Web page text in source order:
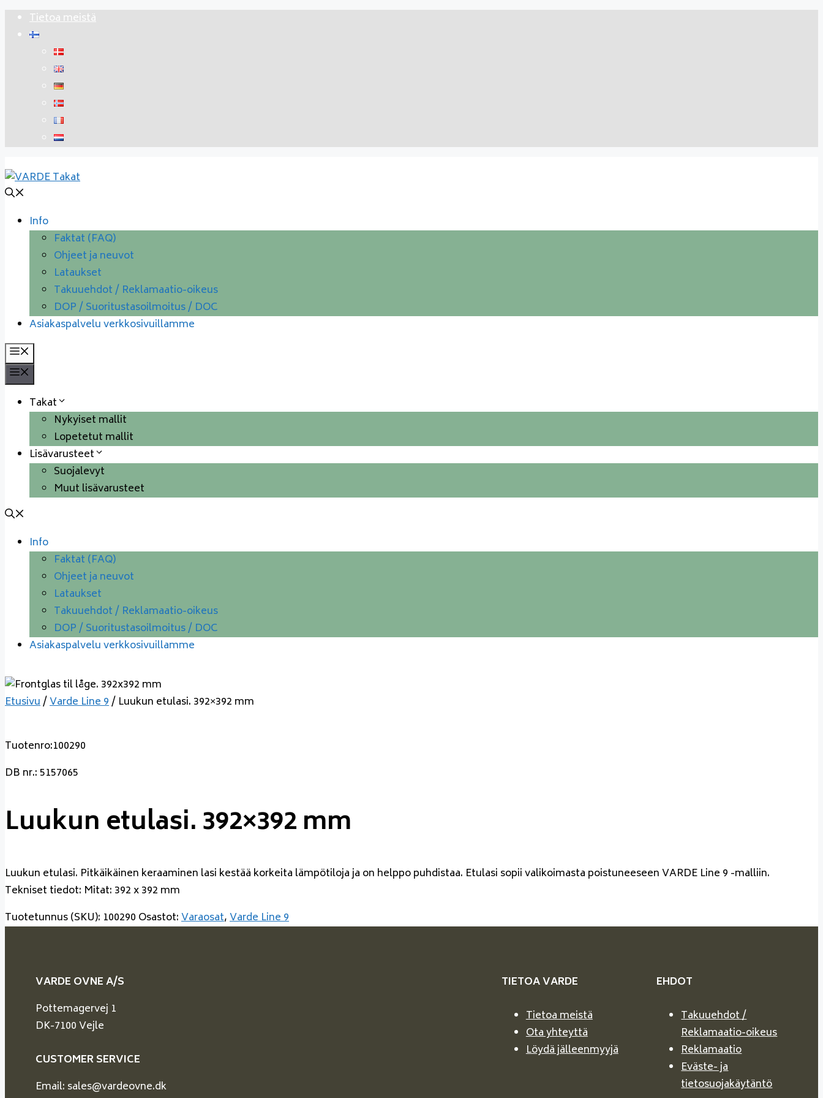
Siirry
sisältöön
Tietoa meistä
Info
Faktat (FAQ)
Ohjeet ja neuvot
Lataukset
Takuuehdot / Reklamaatio-oikeus
DOP / Suoritustasoilmoitus / DOC
Asiakaspalvelu verkkosivuillamme
Takat
Nykyiset mallit
Lopetetut mallit
Lisävarusteet
Suojalevyt
Muut lisävarusteet
Info
Faktat (FAQ)
Ohjeet ja neuvot
Lataukset
Takuuehdot / Reklamaatio-oikeus
DOP / Suoritustasoilmoitus / DOC
Asiakaspalvelu verkkosivuillamme
Etusivu/Varde Line 9/ Luukun etulasi. 392×392 mm
Tuotenro:100290
DB nr.: 5157065
Luukun etulasi. 392×392 mm
Luukun etulasi. Pitkäikäinen keraaminen lasi kestää korkeita lämpötiloja ja on helppo puhdistaa. Etulasi sopii valikoimasta poistuneeseen VARDE Line 9 -malliin.
Tekniset tiedot: Mitat: 392 x 392 mm
Tuotetunnus (SKU): 100290 Osastot:Varaosat,Varde Line 9
VARDE OVNE A/S
Pottemagervej 1
DK-7100 Vejle
CUSTOMER SERVICE
Email: sales@vardeovne.dk
TIETOA VARDE
Tietoa meistä
Ota yhteyttä
Löydä jälleenmyyjä
EHDOT
Takuuehdot /
Reklamaatio-oikeus
Reklamaatio
Eväste- ja
tietosuojakäytäntö